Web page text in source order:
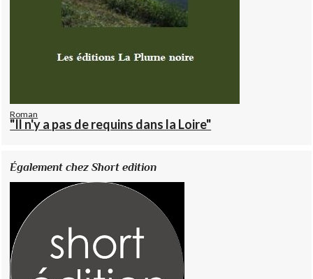
Roman
"Il n'y a pas de requins dans la Loire"
Également chez Short edition